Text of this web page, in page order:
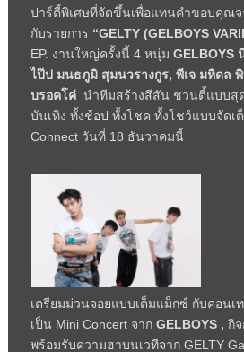
ปาร์ตี้พิเศษที่จัดขึ้นเพื่อแทนคำขอบคุณจ
กับรายการ “GELTY (GELBOYS
EP. งานใหญ่ครั้งนี้ 4 หนุ่ม GELBOYS
ไป๊ป มนธภูมิ สุมนวรางกูร, พีเจ มหิดล
บรอคโค่นำทีมสร้างสีสัน ชวนตี้แบบสุ
บันเทิง ทั้งช้อป ทั้งโชค ทั้งโชว์แบบจัด
Connect วันที่ 18 ธันวาคมนี้
เตรียมม่วนจอยแบบเต็มแม็กซ์ กับคอนเ
เป็น Mini Concert จาก GELBOYS , กิ
พร้อมรับความฮาบนเวทีจาก GELTY